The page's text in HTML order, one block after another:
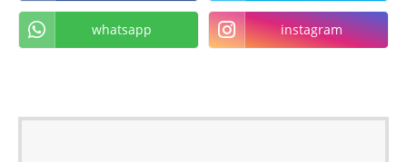
whatsapp instagram